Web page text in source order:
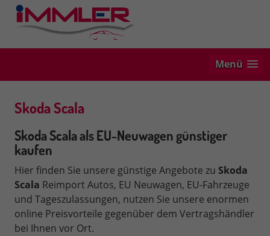
Menü
Skoda Scala
Skoda Scala als EU-Neuwagen günstiger
kaufen
Hier finden Sie unsere günstige Angebote zu Skoda
Scala Reimport Autos, EU Neuwagen, EU-Fahrzeuge
und Tageszulassungen, nutzen Sie unsere enormen
online Preisvorteile gegenüber dem Vertragshändler
bei Ihnen vor Ort.